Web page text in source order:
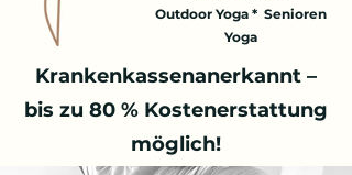
Outdoor Yoga * Senioren
Yoga
Krankenkassenanerkannt –
bis zu 80 % Kostenerstattung
möglich!